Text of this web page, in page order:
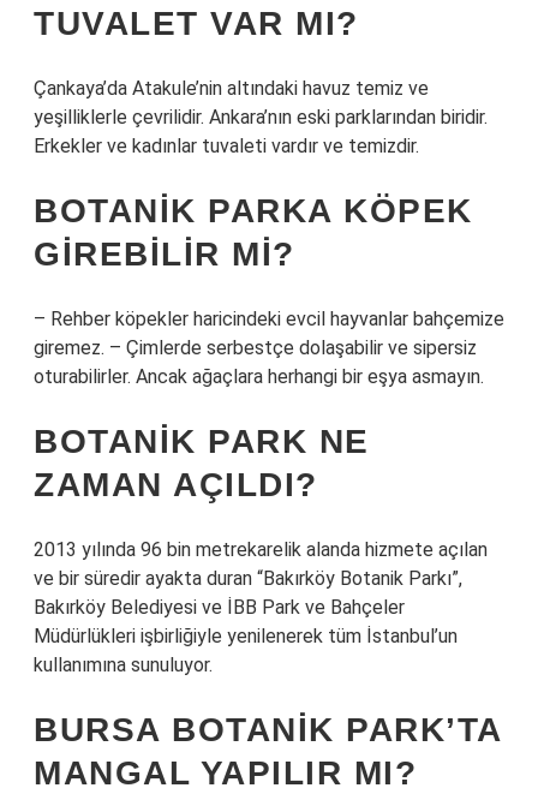
TUVALET VAR MI?
Çankaya’da Atakule’nin altındaki havuz temiz ve
yeşilliklerle çevrilidir. Ankara’nın eski parklarından biridir.
Erkekler ve kadınlar tuvaleti vardır ve temizdir.
BOTANIK PARKA KÖPEK
GIREBILIR MI?
– Rehber köpekler haricindeki evcil hayvanlar bahçemize
giremez. – Çimlerde serbestçe dolaşabilir ve sipersiz
oturabilirler. Ancak ağaçlara herhangi bir eşya asmayın.
BOTANIK PARK NE
ZAMAN AÇILDI?
2013 yılında 96 bin metrekarelik alanda hizmete açılan
ve bir süredir ayakta duran “Bakırköy Botanik Parkı”,
Bakırköy Belediyesi ve İBB Park ve Bahçeler
Müdürlükleri işbirliğiyle yenilenerek tüm İstanbul’un
kullanımına sunuluyor.
BURSA BOTANIK PARK’TA
MANGAL YAPILIR MI?